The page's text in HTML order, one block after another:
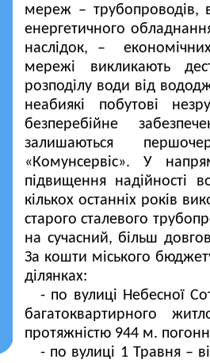
мереж – трубопроводів,
енергетичного
наслідок, –
мережі викликають
розподілу води від
неабиякі побутові
безперебійне
залишаються
«Комунсервіс». У
підвищення надійності
кількох останніх років
старого сталевого
на сучасний, більш
За кошти міського
ділянках:
- по вулиці Небесної
багатоквартирного
протяжністю 944 м.
- по вулиці 1 Травня –